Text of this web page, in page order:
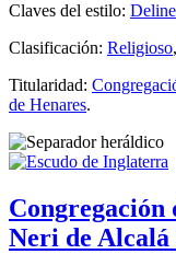
Claves del estilo:
Clasificación: Religioso,
Titularidad:
de Henares.
Congregación
Neri de Alcalá